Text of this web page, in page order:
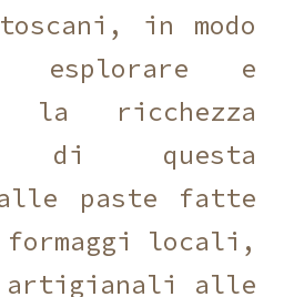
in modo
esplorare e
la ricchezza
di questa
paste fatte
locali,
artigianali alle